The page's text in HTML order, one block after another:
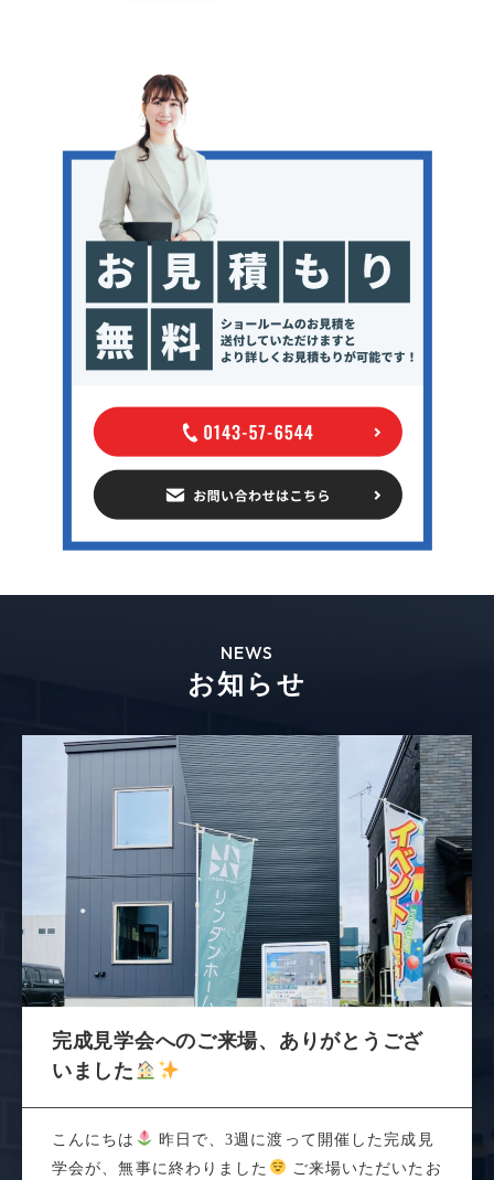
NEWS
お知らせ
完成見学会へのご来場、ありがとうござ
いました
こんにちは
昨日で、3週に渡って開催した完成見
学会が、無事に終わりました
ご来場いただいたお